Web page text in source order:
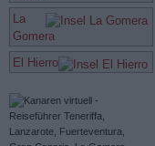
La
Gomera
El Hierro